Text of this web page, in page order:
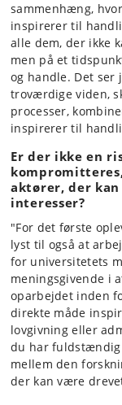
sammenhæng,
inspirerer til
alle dem, der ikke
men på et
og handle. Det ser
troværdige viden,
processer,
inspirerer til
Er der ikke en
aktører, der
interesser?
"For det første
lyst til også at
for universitetets
meningsgivende i
oparbejdet inden
direkte måde
lovgivning eller
du har
mellem den
der kan være